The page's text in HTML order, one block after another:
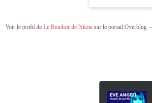
Voir le profil de Le Boudoir de Nikitasur le portail Overblog